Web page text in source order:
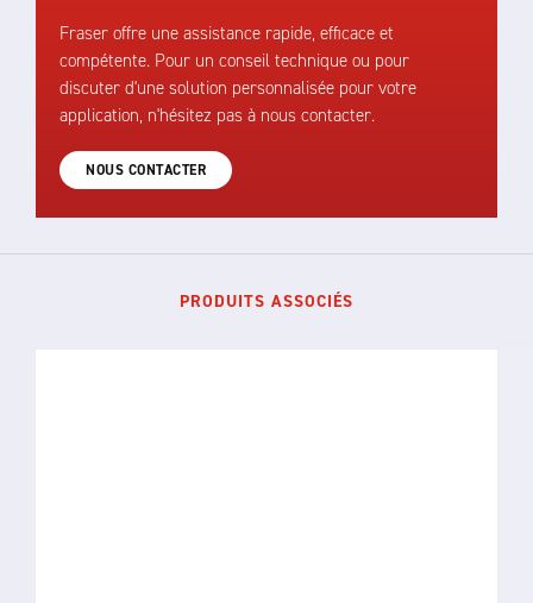
Fraser offre une assistance rapide, efficace et
compétente. Pour un conseil technique ou pour
discuter d'une solution personnalisée pour votre
application, n'hésitez pas à nous contacter.
NOUS CONTACTER
PRODUITS ASSOCIÉS